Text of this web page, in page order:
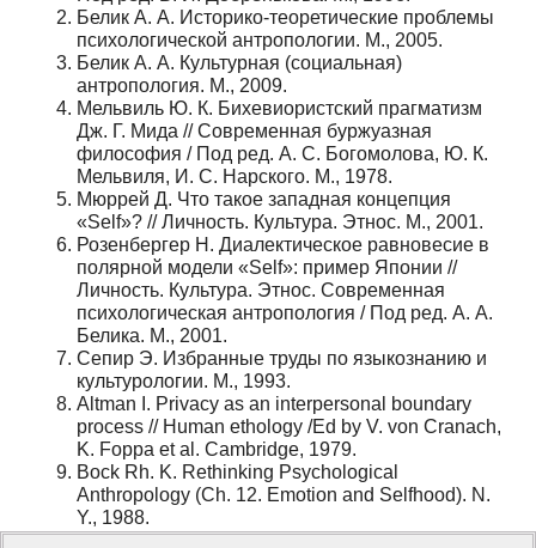
Белик А. А. Историко-теоретические проблемы
психологической антропологии. М., 2005.
Белик А. А. Культурная (социальная)
антропология. М., 2009.
Мельвиль Ю. К. Бихевиористский прагматизм
Дж. Г. Мида // Современная буржуазная
философия / Под ред. А. С. Богомолова, Ю. К.
Мельвиля, И. С. Нарского. М., 1978.
Мюррей Д. Что такое западная концепция
«Self»? // Личность. Культура. Этнос. М., 2001.
Розенбергер Н. Диалектическое равновесие в
полярной модели «Self»: пример Японии //
Личность. Культура. Этнос. Современная
психологическая антропология / Под ред. А. А.
Белика. М., 2001.
Cепир Э. Избранные труды по языкознанию и
культурологии. М., 1993.
Altman I. Privacy as an interpersonal boundary
process // Human ethology /Ed by V. von Cranach,
K. Foppa et al. Cambridge, 1979.
Bock Rh. K. Rethinking Psychological
Anthropology (Ch. 12. Emotion and Selfhood). N.
Y., 1988.
Brison K. J. Crafting Sociocentric Selves in